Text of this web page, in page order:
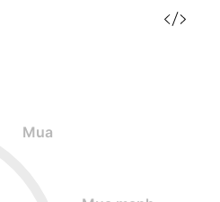
Mua